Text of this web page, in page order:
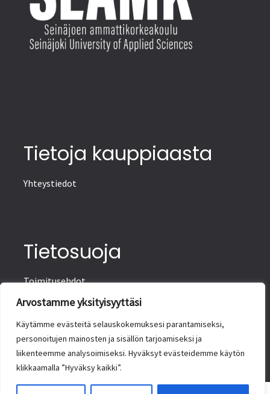
Arvostamme yksityisyyttäsi
Käytämme evästeitä selauskokemuksesi parantamiseksi,
personoitujen mainosten ja sisällön tarjoamiseksi ja
liikenteemme analysoimiseksi. Hyväksyt evästeidemme käytön
klikkaamalla ”Hyväksy kaikki”.
Tietoja kauppiaasta
Yhteystiedot
Tietosuoja
Toimitusehdot
Tietosuojaseloste
Saavutettavuusseloste